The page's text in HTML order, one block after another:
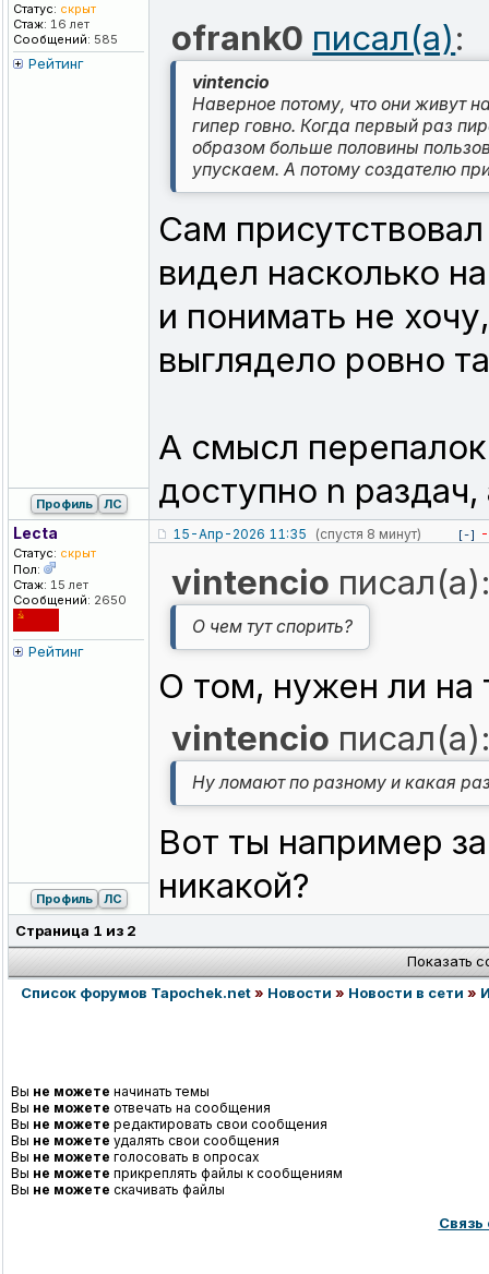
Статус: скрыт
Стаж: 16 лет
Сообщений: 585
Рейтинг
ofrank0 писал(а):
vintencio
Наверное потому, что они живут
гипер говно. Когда первый раз
образом больше половины
упускаем. А потому создателю
Сам
видел насколько
и понимать не
выглядело ровно
А смысл
доступно n
Профиль ЛС
Lecta
Статус: скрыт
Пол:
Стаж: 15 лет
Сообщений: 2650
Рейтинг
15-Апр-2026 11:35 (спустя 8 минут) [-]
vintencio
О чем тут спорить?
О том, нужен ли на
vintencio
Ну ломают по разному и какая
Вот ты например
никакой?
Профиль ЛС
Страница 1 из 2
Показать
Список форумов Tapochek.net» Новости » Новости в сети »
Вы не можете начинать темы
Вы не можете отвечать на сообщения
Вы не можете редактировать свои сообщения
Вы не можете удалять свои сообщения
Вы не можете голосовать в опросах
Вы не можете прикреплять файлы к сообщениям
Вы не можете скачивать файлы